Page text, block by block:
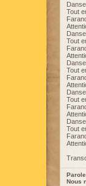
Tout
Tout
Tout
Tout
Tout
Nous